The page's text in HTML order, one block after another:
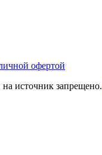
офертой
на источник запрещено.